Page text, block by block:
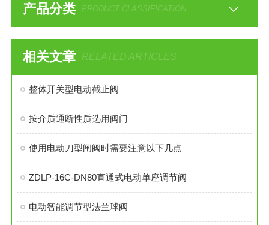
产品分类 PRODUCT CLASSIFICATION
相关文章 RELATED ARTICLES
整体开关型电动截止阀
按介质通断性质选用阀门
使用电动刀型闸阀时需要注意以下几点
ZDLP-16C-DN80直通式电动单座调节阀
电动智能调节型法兰球阀